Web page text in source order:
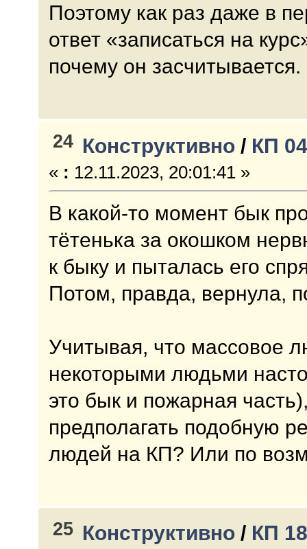
Поэтому как раз даже в
ответ «записаться на
почему он засчитывается.
24 Конструктивно / КП
« : 12.11.2023, 20:01:41 »
В какой-то момент бык
тётенька за окошком
к быку и пыталась его
Потом, правда, вернула,
Учитывая, что массовое
некоторыми людьми
это бык и пожарная
предполагать подобную
людей на КП? Или по
25 Конструктивно / КП